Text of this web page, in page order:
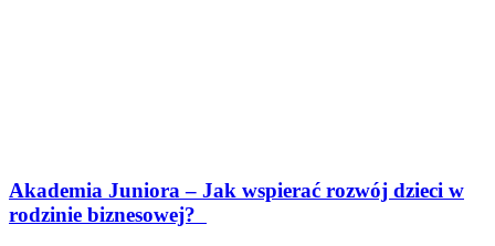
Akademia Juniora – Jak wspierać rozwój dzieci w
rodzinie biznesowej?